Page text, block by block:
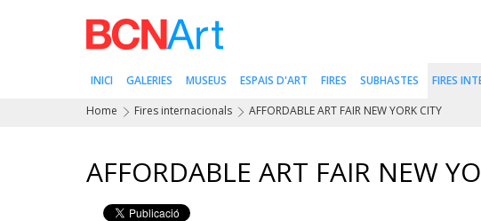
INICI GALERIES MUSEUS ESPAIS D'ART FIRES SUBHASTES FIRES
Home
Fires internacionals AFFORDABLE ART FAIR NEW YORK CITY
AFFORDABLE ART FAIR NEW